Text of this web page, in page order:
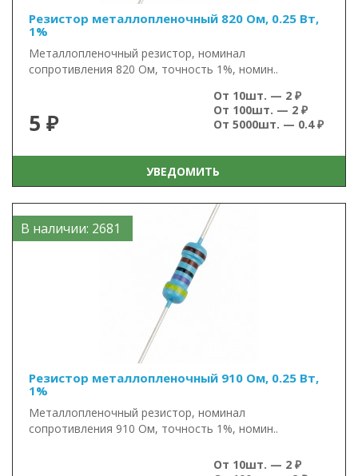
Резистор металлопленочный 820 Ом, 0.25 Вт,
1%
Металлопленочный резистор, номинал
сопротивления 820 Ом, точность 1%, номин..
5 ₽
От 10шт. — 2 ₽
От 100шт. — 2 ₽
От 5000шт. — 0.4 ₽
УВЕДОМИТЬ
В наличии: 2681
Резистор металлопленочный 910 Ом, 0.25 Вт,
1%
Металлопленочный резистор, номинал
сопротивления 910 Ом, точность 1%, номин..
От 10шт. — 2 ₽